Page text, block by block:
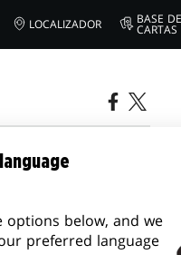
LOCALIZADOR BASE
CARTAS
options below, and we
preferred language